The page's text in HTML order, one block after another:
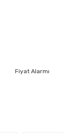
Fiyat Alarmı